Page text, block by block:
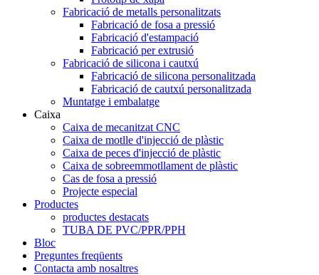
Fabricació de metalls personalitzats
Fabricació de fosa a pressió
Fabricació d'estampació
Fabricació per extrusió
Fabricació de silicona i cautxú
Fabricació de silicona personalitzada
Fabricació de cautxú personalitzada
Muntatge i embalatge
Caixa
Caixa de mecanitzat CNC
Caixa de motlle d'injecció de plàstic
Caixa de peces d'injecció de plàstic
Caixa de sobreemmotllament de plàstic
Cas de fosa a pressió
Projecte especial
Productes
productes destacats
TUBA DE PVC/PPR/PPH
Bloc
Preguntes freqüents
Contacta amb nosaltres